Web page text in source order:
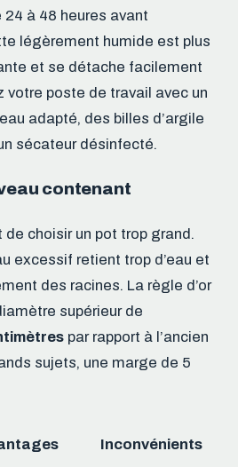
à 48 heures avant
légèrement humide est plus
et se détache facilement
votre poste de travail avec un
adapté, des billes d’argile
sécateur désinfecté.
contenant
de choisir un pot trop grand.
excessif retient trop d’eau et
des racines. La règle d’or
supérieur de
par rapport à l’ancien
sujets, une marge de 5
Inconvénients